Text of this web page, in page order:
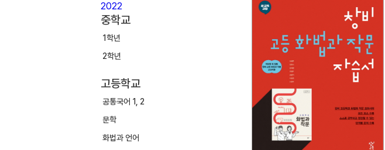
2022
중학교
1학년
2학년
고등학교
공통국어 1, 2
문학
화법과 언어